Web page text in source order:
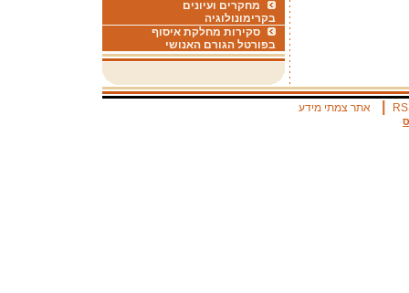
מחקרים ועיונים
בקרימונולוגיה
סקירות מחלקת איסוף
בפורטל הגורם האנושי
אתר צמתי מידע